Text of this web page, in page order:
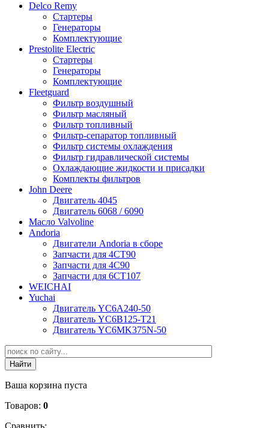
Delco Remy
Стартеры
Генераторы
Комплектующие
Prestolite Electric
Стартеры
Генераторы
Комплектующие
Fleetguard
Фильтр воздушный
Фильтр масляный
Фильтр топливный
Фильтр-сепаратор топливный
Фильтр системы охлаждения
Фильтр гидравлической системы
Охлаждающие жидкости и присадки
Комплекты фильтров
John Deere
Двигатель 4045
Двигатель 6068 / 6090
Масло Valvoline
Andoria
Двигатели Andoria в сборе
Запчасти для 4CT90
Запчасти для 4С90
Запчасти для 6CT107
WEICHAI
Yuchai
Двигатель YC6A240-50
Двигатель YC6B125-T21
Двигатель YC6MK375N-50
Ваша корзина пуста
Товаров: 0
Сравнить: